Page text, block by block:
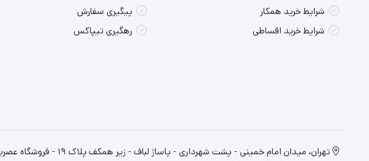
شرایط خرید همکار
شرایط خرید اقساطی
پیگیری سفارش
رهگیری تیپاکس
تهران، میدان امام خمینی - پشت شهرداری - پاساژ لباف - زیر همکف پلاک 19 - فروشگاه عصربازی